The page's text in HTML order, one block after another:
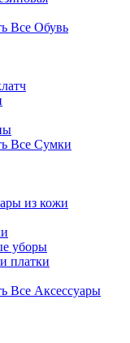
Все Обувь
Все Сумки
из кожи
уборы
платки
Все Аксессуары